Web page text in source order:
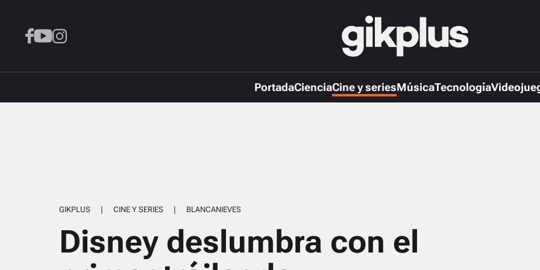
PortadaCienciaCine y seriesMúsicaTecnología
GIKPLUS | CINE Y SERIES | BLANCANIEVES
Disney deslumbra con el